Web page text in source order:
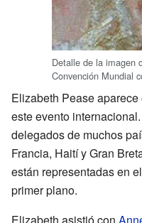
Detalle de la imagen
Convención Mundial
Elizabeth Pease
este evento
delegados de muchos
Francia, Haití y Gran
están representadas en
primer plano.